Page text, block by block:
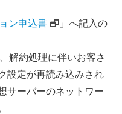
ン申込書
」へ記入の
解約処理に伴いお客さ
設定が再読み込みされ
サーバーのネットワー